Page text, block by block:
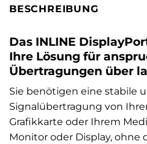
BESCHREIBUNG
Das INLINE
Ihre Lösung für
Übertragungen über
Sie benötigen eine stabile
Signalübertragung von
Grafikkarte oder Ihrem
Monitor oder Display, ohne